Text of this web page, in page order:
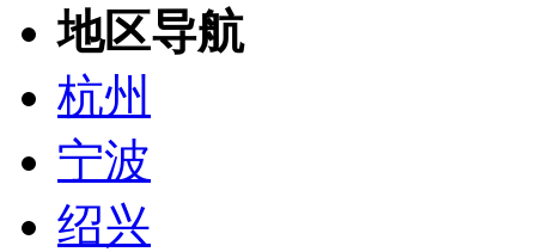
地区导航
杭州
宁波
绍兴